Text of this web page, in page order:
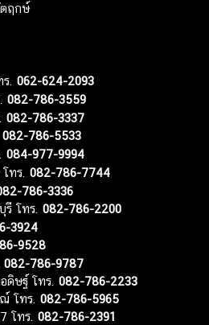
ฤกษ์
. 062-624-2093
082-786-3559
082-786-3337
082-786-5533
084-977-9994
ทร. 082-786-7744
786-3336
โทร. 082-786-2200
3924
9528
082-786-9787
ดิษฐ์ โทร. 082-786-2233
โทร. 082-786-5965
โทร. 082-786-2391